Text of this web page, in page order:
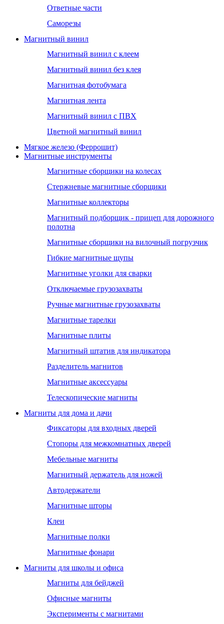
Ответные части
Саморезы
Магнитный винил
Магнитный винил с клеем
Магнитный винил без клея
Магнитная фотобумага
Магнитная лента
Магнитный винил с ПВХ
Цветной магнитный винил
Мягкое железо (Феррошит)
Магнитные инструменты
Магнитные сборщики на колесах
Стержневые магнитные сборщики
Магнитные коллекторы
Магнитный подборщик - прицеп для дорожного
полотна
Магнитные сборщики на вилочный погрузчик
Гибкие магнитные щупы
Магнитные уголки для сварки
Отключаемые грузозахваты
Ручные магнитные грузозахваты
Магнитные тарелки
Магнитные плиты
Магнитный штатив для индикатора
Разделитель магнитов
Магнитные аксессуары
Телескопические магниты
Магниты для дома и дачи
Фиксаторы для входных дверей
Стопоры для межкомнатных дверей
Мебельные магниты
Магнитный держатель для ножей
Автодержатели
Магнитные шторы
Клеи
Магнитные полки
Магнитные фонари
Магниты для школы и офиса
Магниты для бейджей
Офисные магниты
Эксперименты с магнитами